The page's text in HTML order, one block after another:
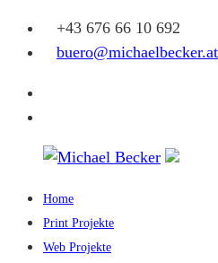
Skip
+43 676 66 10 692
buero@michaelbecker.at
Michael
Becker
Home
Print Projekte
Web Projekte